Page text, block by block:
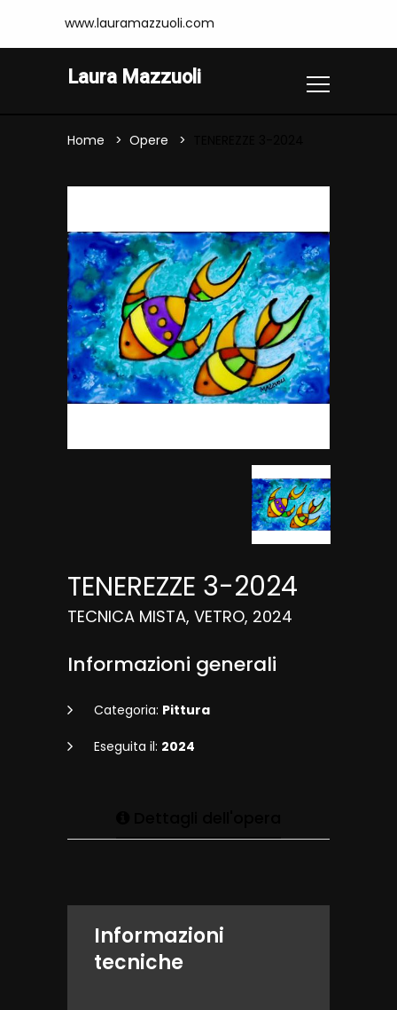
www.lauramazzuoli.com
Laura Mazzuoli
Home Opere
TENEREZZE 3-2024
TECNICA MISTA, VETRO, 2024
Informazioni generali
Categoria: Pittura
Eseguita il: 2024
Informazioni
tecniche